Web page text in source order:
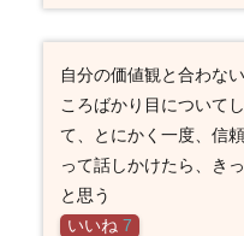
自分の価値観と合わな
ころばかり目について
て、とにかく一度、信
って話しかけたら、き
と思う
いいね 7